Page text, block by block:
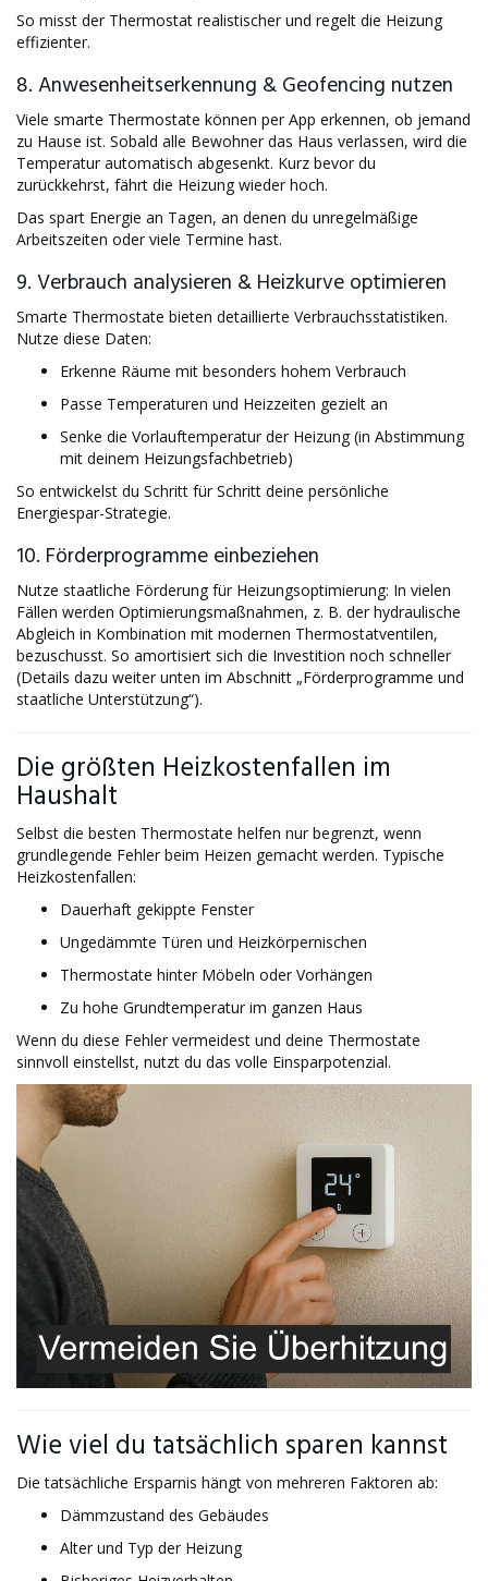
So misst der Thermostat realistischer und regelt die Heizung
effizienter.
8. Anwesenheitserkennung & Geofencing nutzen
Viele smarte Thermostate können per App erkennen, ob jemand
zu Hause ist. Sobald alle Bewohner das Haus verlassen, wird die
Temperatur automatisch abgesenkt. Kurz bevor du
zurückkehrst, fährt die Heizung wieder hoch.
Das spart Energie an Tagen, an denen du unregelmäßige
Arbeitszeiten oder viele Termine hast.
9. Verbrauch analysieren & Heizkurve optimieren
Smarte Thermostate bieten detaillierte Verbrauchsstatistiken.
Nutze diese Daten:
Erkenne Räume mit besonders hohem Verbrauch
Passe Temperaturen und Heizzeiten gezielt an
Senke die Vorlauftemperatur der Heizung (in Abstimmung
mit deinem Heizungsfachbetrieb)
So entwickelst du Schritt für Schritt deine persönliche
Energiespar-Strategie.
10. Förderprogramme einbeziehen
Nutze staatliche Förderung für Heizungsoptimierung: In vielen
Fällen werden Optimierungsmaßnahmen, z. B. der hydraulische
Abgleich in Kombination mit modernen Thermostatventilen,
bezuschusst. So amortisiert sich die Investition noch schneller
(Details dazu weiter unten im Abschnitt „Förderprogramme und
staatliche Unterstützung“).
Die größten Heizkostenfallen im
Haushalt
Selbst die besten Thermostate helfen nur begrenzt, wenn
grundlegende Fehler beim Heizen gemacht werden. Typische
Heizkostenfallen:
Dauerhaft gekippte Fenster
Ungedämmte Türen und Heizkörpernischen
Thermostate hinter Möbeln oder Vorhängen
Zu hohe Grundtemperatur im ganzen Haus
Wenn du diese Fehler vermeidest und deine Thermostate
sinnvoll einstellst, nutzt du das volle Einsparpotenzial.
Wie viel du tatsächlich sparen kannst
Die tatsächliche Ersparnis hängt von mehreren Faktoren ab:
Dämmzustand des Gebäudes
Alter und Typ der Heizung